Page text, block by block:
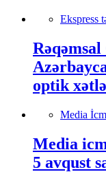
Ekspress
optik
Media
Media
5 avqust